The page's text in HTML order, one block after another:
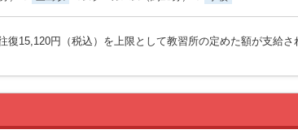
復15,120円（税込）を上限として教習所の定めた額が支給